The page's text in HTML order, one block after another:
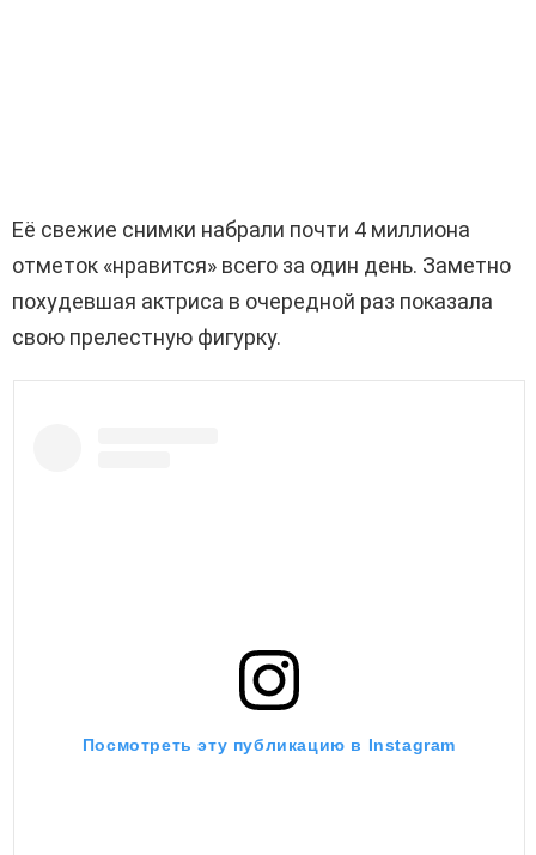
Её свежие снимки набрали почти 4 миллиона
отметок «нравится» всего за один день. Заметно
похудевшая актриса в очередной раз показала
свою прелестную фигурку.
Посмотреть эту публикацию в Instagram